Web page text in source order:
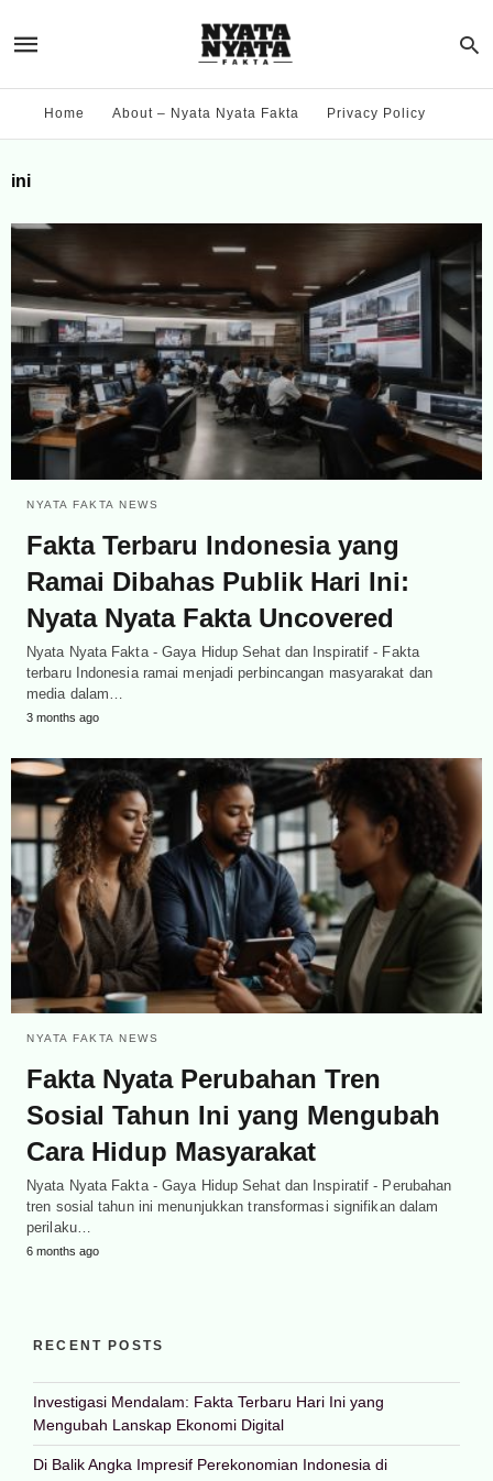
Home About – Nyata Nyata Fakta Privacy Policy
ini
NYATA FAKTA NEWS
Fakta Terbaru Indonesia yang
Ramai Dibahas Publik Hari Ini:
Nyata Nyata Fakta Uncovered
Nyata Nyata Fakta - Gaya Hidup Sehat dan Inspiratif - Fakta
terbaru Indonesia ramai menjadi perbincangan masyarakat dan
media dalam…
3 months ago
NYATA FAKTA NEWS
Fakta Nyata Perubahan Tren
Sosial Tahun Ini yang Mengubah
Cara Hidup Masyarakat
Nyata Nyata Fakta - Gaya Hidup Sehat dan Inspiratif - Perubahan
tren sosial tahun ini menunjukkan transformasi signifikan dalam
perilaku…
6 months ago
RECENT POSTS
Investigasi Mendalam: Fakta Terbaru Hari Ini yang
Mengubah Lanskap Ekonomi Digital
Di Balik Angka Impresif Perekonomian Indonesia di